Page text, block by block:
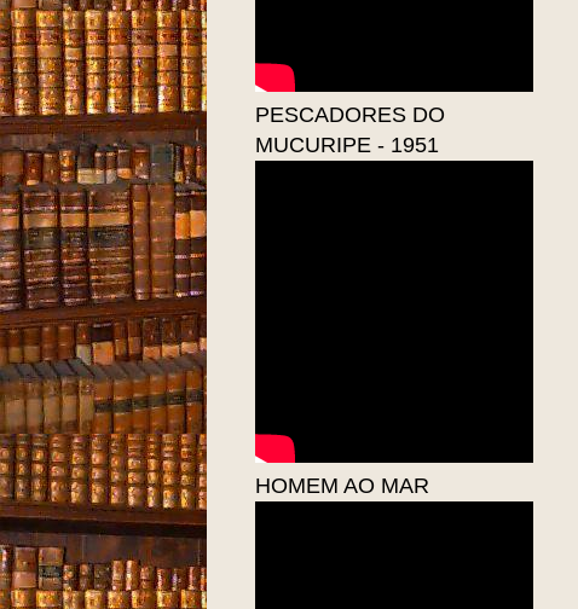
PESCADORES DO
MUCURIPE - 1951
HOMEM AO MAR